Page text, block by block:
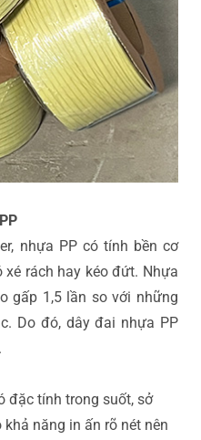
nhựa PP có tính bền cơ
xé rách hay kéo đứt. Nhựa
gấp 1,5 lần so với những
Do đó, dây đai nhựa PP
đặc tính trong suốt, sở
năng in ấn rõ nét nên